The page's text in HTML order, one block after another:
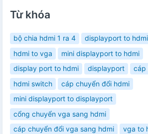
Từ khóa
bộ chia hdmi 1 ra 4 displayport to hdmi
hdmi to vga
mini displayport to hdmi
display port to hdmi
displayport cáp
hdmi switch
cáp chuyển đổi hdmi
mini displayport to displayport
cổng chuyển vga sang hdmi
cáp chuyển đổi vga sang hdmi
vga to